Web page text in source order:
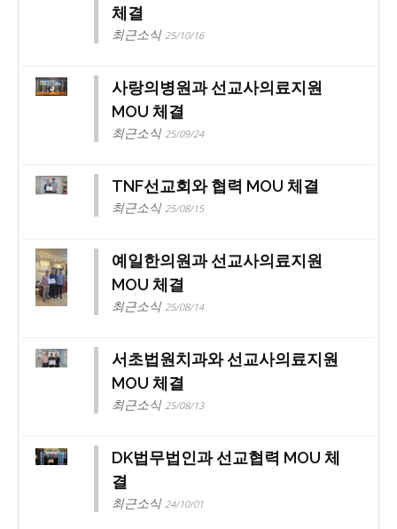
체결
최근소식 25/10/16
사랑의병원과 선교사의료지원
MOU 체결
최근소식 25/09/24
TNF선교회와 협력 MOU 체결
최근소식 25/08/15
예일한의원과 선교사의료지원
MOU 체결
최근소식 25/08/14
서초법원치과와 선교사의료지원
MOU 체결
최근소식 25/08/13
DK법무법인과 선교협력 MOU 체
결
최근소식 24/10/01